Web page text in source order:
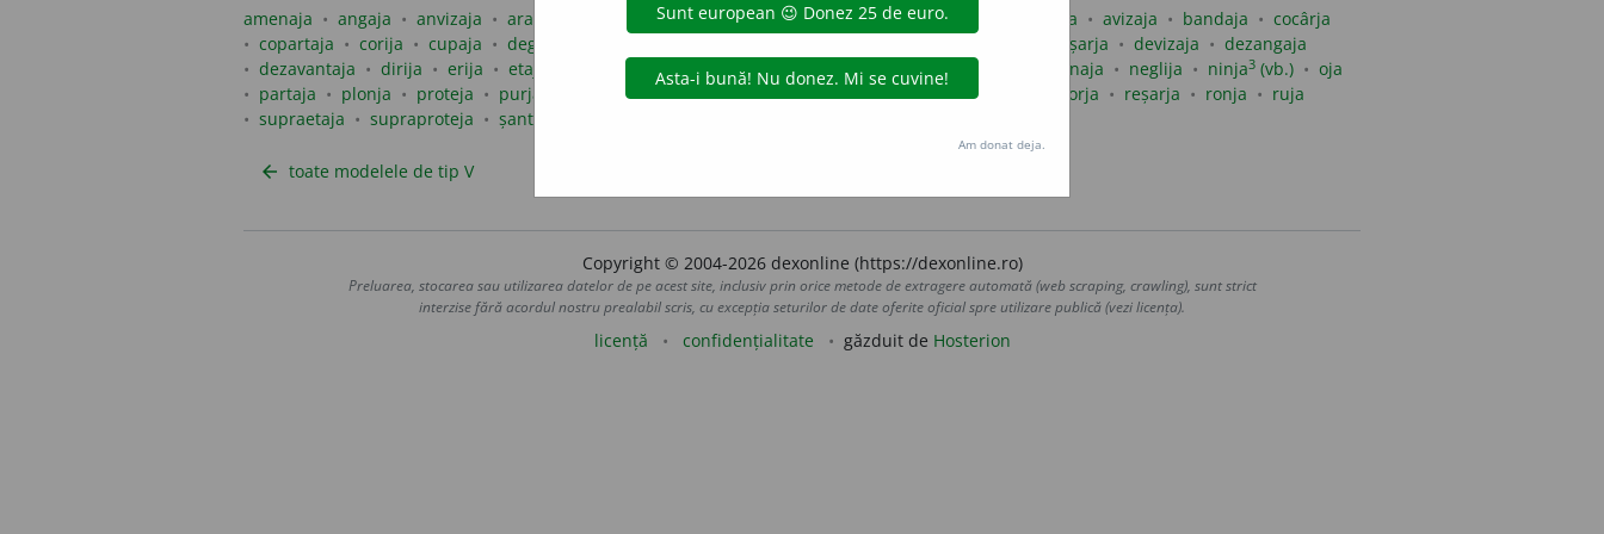
amenaja angaja anvizaja aranja autodirija autoerija autofuraja autoproteja avantaja avizaja bandaja
cocârja
copartaja
corija cupaja degaja deșarja devizaja
dezangaja
dezavantaja
dirija erija etaja furaja gaja îmbandaja încuraja menaja neglija ninja3 (vb.)
oja
partaja
plonja proteja purja reamenaja reangaja rearanja rebandaja redija reforja reșarja ronja
ruja
supraetaja
supraproteja șantaja
arrow_back toate modelele de tip V
Copyright © 2004-2026 dexonline (https://dexonline.ro)
Preluarea, stocarea sau utilizarea datelor de pe acest site, inclusiv prin orice metode de extragere automată (web scraping, crawling), sunt strict
interzise fără acordul nostru prealabil scris, cu excepția seturilor de date oferite oficial spre utilizare publică (vezi licența).
licență confidențialitate găzduit de Hosterion
Am donat deja.